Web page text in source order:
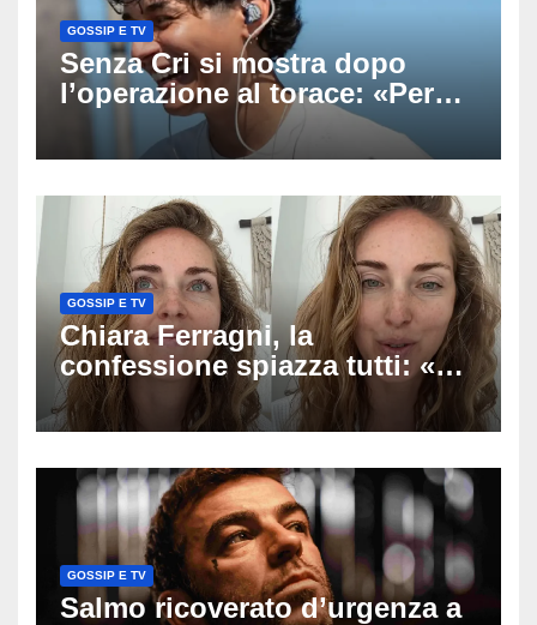
GOSSIP E TV
Senza Cri si mostra dopo
l’operazione al torace: «Per
anni mi sentivo in trappola», il
racconto sul difficile percorso
GOSSIP E TV
Chiara Ferragni, la
confessione spiazza tutti: «Un
mio ex voleva che mi rifacessi
il seno». Poi svela i ritocchi di
GOSSIP E TV
Salmo ricoverato d’urgenza a